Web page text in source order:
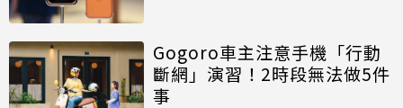
Gogoro車主注意手機「行動
斷網」演習！2時段無法做5件
事